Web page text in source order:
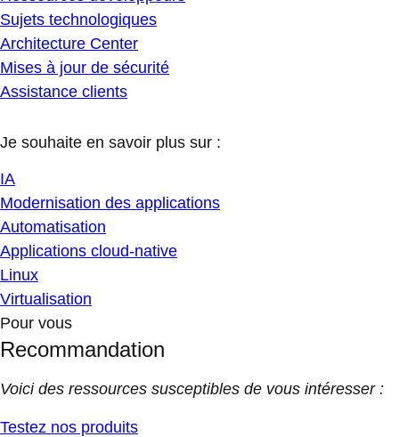
Sujets technologiques
Architecture Center
Mises à jour de sécurité
Assistance clients
Je souhaite en savoir plus sur :
IA
Modernisation des applications
Automatisation
Applications cloud-native
Linux
Virtualisation
Pour vous
Recommandation
Voici des ressources susceptibles de vous intéresser :
Testez nos produits